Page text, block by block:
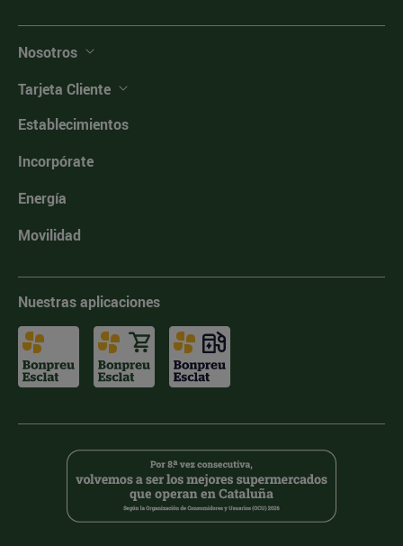
Nosotros
Tarjeta Cliente
Establecimientos
Incorpórate
Energía
Movilidad
Nuestras aplicaciones